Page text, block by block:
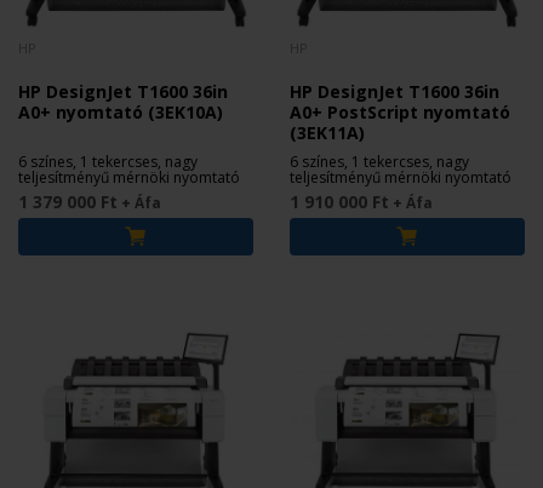
HP DesignJet T1600 36in
A0+ nyomtató (3EK10A)
6 színes, 1 tekercses, nagy
teljesítményű mérnöki nyomtató
1 379 000 Ft + Áfa
HP DesignJet T1600 36in
A0+ PostScript nyomtató
(3EK11A)
6 színes, 1 tekercses, nagy
teljesítményű mérnöki nyomtató
1 910 000 Ft + Áfa